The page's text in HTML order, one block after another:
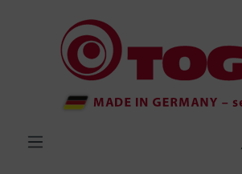
springen